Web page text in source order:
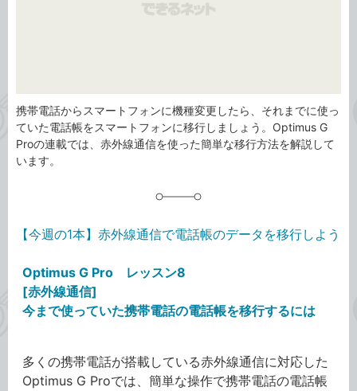
携帯電話からスマートフォンに機種変更したら、それまでに使っ
ていた電話帳をスマートフォンに移行しましょう。Optimus G
Proの連載では、赤外線通信を使った簡単な移行方法を解説して
います。
【今週の1本】赤外線通信で電話帳のデータを移行しよう
Optimus G Pro レッスン8
[赤外線通信]
今まで使っていた携帯電話の電話帳を移行するには
多くの携帯電話が搭載している赤外線通信に対応した
Optimus G Proでは、簡単な操作で携帯電話の電話帳